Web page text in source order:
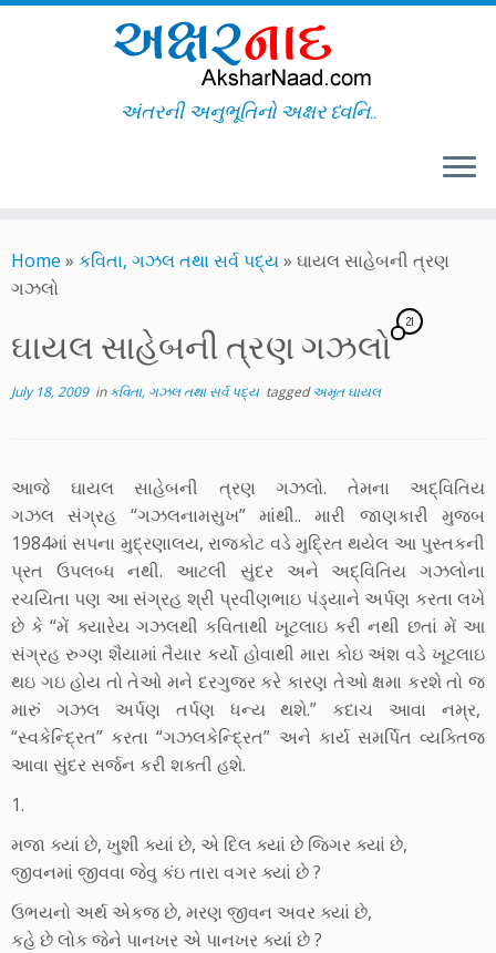
to
content
અંતરની અનુભૂતિનો અક્ષર ધ્વનિ..
Home » કવિતા, ગઝલ તથા સર્વ પદ્ય» ઘાયલ સાહેબની ત્રણ
ગઝલો
ઘાયલ સાહેબની ત્રણ ગઝલો
21
July 18, 2009inકવિતા, ગઝલ તથા સર્વ પદ્ય taggedઅમૃત ઘાયલ
આજે ઘાયલ સાહેબની ત્રણ ગઝલો. તેમના અદ્વિતિય
ગઝલ સંગ્રહ “ગઝલનામસુખ” માંથી.. મારી જાણકારી મુજબ
1984માં સપના મુદ્રણાલય, રાજકોટ વડે મુદ્રિત થયેલ આ પુસ્તકની
પ્રત ઉપલબ્ધ નથી. આટલી સુંદર અને અદ્વિતિય ગઝલોના
રચયિતા પણ આ સંગ્રહ શ્રી પ્રવીણભાઇ પંડ્યાને અર્પણ કરતા લખે
છે કે “મેં ક્યારેય ગઝલથી કવિતાથી ખૂટલાઇ કરી નથી છતાં મેં આ
સંગ્રહ રુગ્ણ શૈયામાં તૈયાર કર્યો હોવાથી મારા કોઇ અંશ વડે ખૂટલાઇ
થઇ ગઇ હોય તો તેઓ મને દરગુજર કરે કારણ તેઓ ક્ષમા કરશે તો જ
મારું ગઝલ અર્પણ તર્પણ ધન્ય થશે.” કદાચ આવા નમ્ર,
“સ્વકેન્દ્રિત” કરતા “ગઝલકેન્દ્રિત” અને કાર્ય સમર્પિત વ્યક્તિજ
આવા સુંદર સર્જન કરી શક્તી હશે.
1.
મજા ક્યાં છે, ખુશી ક્યાં છે, એ દિલ ક્યાં છે જિગર ક્યાં છે,
જીવનમાં જીવવા જેવુ કંઇ તારા વગર ક્યાં છે ?
ઉભયનો અર્થ એકજ છે, મરણ જીવન અવર ક્યાં છે,
કહે છે લોક જેને પાનખર એ પાનખર ક્યાં છે ?